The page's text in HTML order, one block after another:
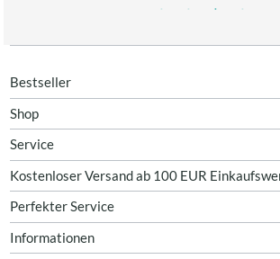
Bestseller
Shop
Service
Kostenloser Versand ab 100 EUR
Perfekter Service
Informationen